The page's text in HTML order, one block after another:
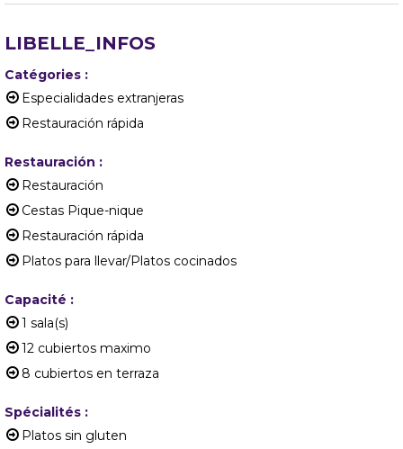
LIBELLE_INFOS
Catégories :
Especialidades extranjeras
Restauración rápida
Restauración :
Restauración
Cestas Pique-nique
Restauración rápida
Platos para llevar/Platos cocinados
Capacité :
1 sala(s)
12 cubiertos maximo
8 cubiertos en terraza
Spécialités :
Platos sin gluten